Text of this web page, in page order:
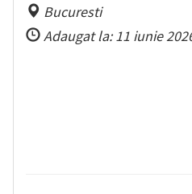
Bucuresti
Adaugat la: 11 iunie